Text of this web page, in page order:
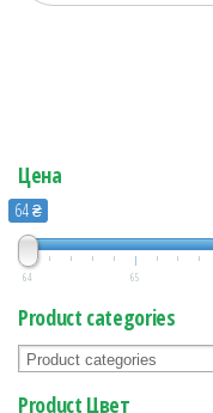
Цена
64 ₴
64 65
Product categories
Product Цвет